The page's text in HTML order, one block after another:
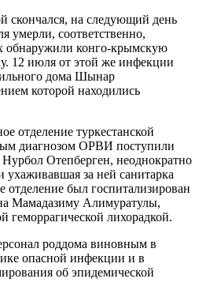
скончался, на следующий день
умерли, соответственно,
обнаружили конго-крымскую
12 июля от этой же инфекции
дома Шынар
которой находились
отделение туркестанской
диагнозом ОРВИ поступили
Отепберген, неоднократно
за ней санитарка
был госпитализирован
Мамадазиму Алимуратулы,
геморрагической лихорадкой.
роддома виновным в
опасной инфекции и в
об эпидемической